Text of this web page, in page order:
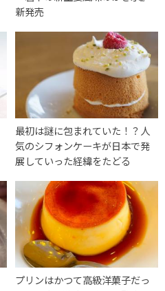
新発売
最初は謎に包まれていた！？人
気のシフォンケーキが日本で発
展していった経緯をたどる
プリンはかつて高級洋菓子だっ